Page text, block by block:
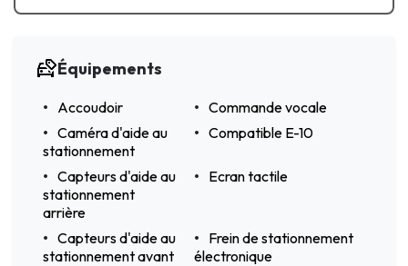
Équipements
Accoudoir
Commande vocale
Caméra d'aide au
stationnement
Compatible E-10
Capteurs d'aide au
stationnement
arrière
Ecran tactile
Capteurs d'aide au
stationnement avant
Frein de stationnement
électronique